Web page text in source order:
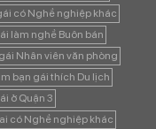
có Nghề nghiệp khác
làm nghề Buôn bán
Nhân viên văn phòng
bạn gái thích Du lịch
ở Quận 3
có Nghề nghiệp khác